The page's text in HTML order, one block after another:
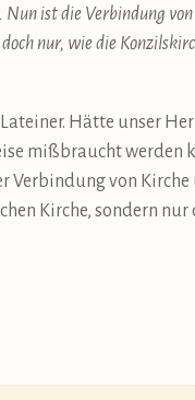
ist die Verbindung
nur, wie die
Hätte unser
mißbraucht werden
von Kirche
Kirche, sondern nur